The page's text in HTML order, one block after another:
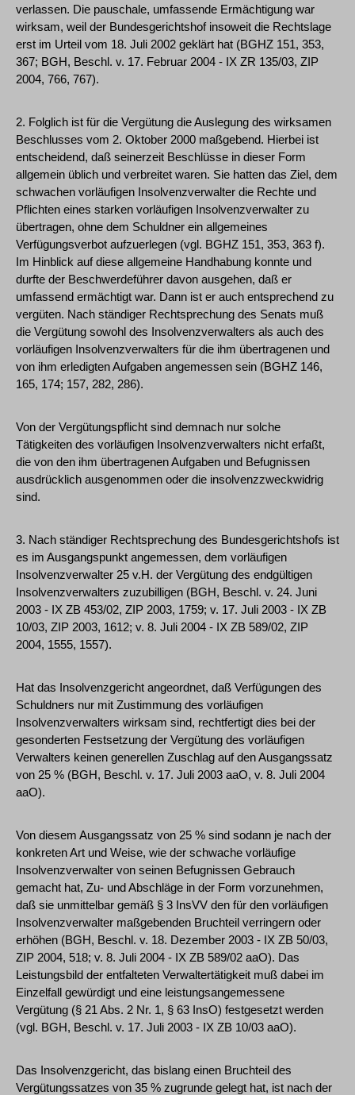
verlassen. Die pauschale, umfassende Ermächtigung war
wirksam, weil der Bundesgerichtshof insoweit die Rechtslage
erst im Urteil vom 18. Juli 2002 geklärt hat (BGHZ 151, 353,
367; BGH, Beschl. v. 17. Februar 2004 - IX ZR 135/03, ZIP
2004, 766, 767).
2. Folglich ist für die Vergütung die Auslegung des wirksamen
Beschlusses vom 2. Oktober 2000 maßgebend. Hierbei ist
entscheidend, daß seinerzeit Beschlüsse in dieser Form
allgemein üblich und verbreitet waren. Sie hatten das Ziel, dem
schwachen vorläufigen Insolvenzverwalter die Rechte und
Pflichten eines starken vorläufigen Insolvenzverwalter zu
übertragen, ohne dem Schuldner ein allgemeines
Verfügungsverbot aufzuerlegen (vgl. BGHZ 151, 353, 363 f).
Im Hinblick auf diese allgemeine Handhabung konnte und
durfte der Beschwerdeführer davon ausgehen, daß er
umfassend ermächtigt war. Dann ist er auch entsprechend zu
vergüten. Nach ständiger Rechtsprechung des Senats muß
die Vergütung sowohl des Insolvenzverwalters als auch des
vorläufigen Insolvenzverwalters für die ihm übertragenen und
von ihm erledigten Aufgaben angemessen sein (BGHZ 146,
165, 174; 157, 282, 286).
Von der Vergütungspflicht sind demnach nur solche
Tätigkeiten des vorläufigen Insolvenzverwalters nicht erfaßt,
die von den ihm übertragenen Aufgaben und Befugnissen
ausdrücklich ausgenommen oder die insolvenzzweckwidrig
sind.
3. Nach ständiger Rechtsprechung des Bundesgerichtshofs ist
es im Ausgangspunkt angemessen, dem vorläufigen
Insolvenzverwalter 25 v.H. der Vergütung des endgültigen
Insolvenzverwalters zuzubilligen (BGH, Beschl. v. 24. Juni
2003 - IX ZB 453/02, ZIP 2003, 1759; v. 17. Juli 2003 - IX ZB
10/03, ZIP 2003, 1612; v. 8. Juli 2004 - IX ZB 589/02, ZIP
2004, 1555, 1557).
Hat das Insolvenzgericht angeordnet, daß Verfügungen des
Schuldners nur mit Zustimmung des vorläufigen
Insolvenzverwalters wirksam sind, rechtfertigt dies bei der
gesonderten Festsetzung der Vergütung des vorläufigen
Verwalters keinen generellen Zuschlag auf den Ausgangssatz
von 25 % (BGH, Beschl. v. 17. Juli 2003 aaO, v. 8. Juli 2004
aaO).
Von diesem Ausgangssatz von 25 % sind sodann je nach der
konkreten Art und Weise, wie der schwache vorläufige
Insolvenzverwalter von seinen Befugnissen Gebrauch
gemacht hat, Zu- und Abschläge in der Form vorzunehmen,
daß sie unmittelbar gemäß § 3 InsVV den für den vorläufigen
Insolvenzverwalter maßgebenden Bruchteil verringern oder
erhöhen (BGH, Beschl. v. 18. Dezember 2003 - IX ZB 50/03,
ZIP 2004, 518; v. 8. Juli 2004 - IX ZB 589/02 aaO). Das
Leistungsbild der entfalteten Verwaltertätigkeit muß dabei im
Einzelfall gewürdigt und eine leistungsangemessene
Vergütung (§ 21 Abs. 2 Nr. 1, § 63 InsO) festgesetzt werden
(vgl. BGH, Beschl. v. 17. Juli 2003 - IX ZB 10/03 aaO).
Das Insolvenzgericht, das bislang einen Bruchteil des
Vergütungssatzes von 35 % zugrunde gelegt hat, ist nach der